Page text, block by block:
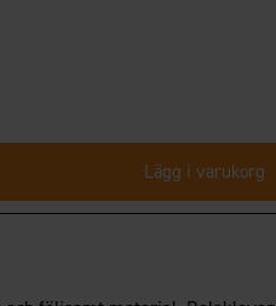
Lägg i varukorg